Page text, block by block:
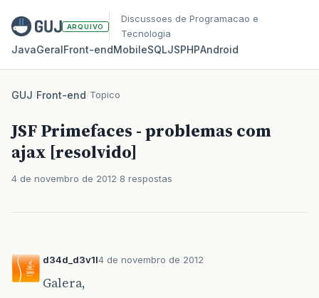
ARQUIVO
Discussoes de Programacao e
Tecnologia
JavaGeralFront‑endMobileSQLJSPHPAndroid
GUJ/Front-end/Topico
JSF Primefaces - problemas com
ajax [resolvido]
4 de novembro de 2012 8 respostas
d34d_d3v1l4 de novembro de 2012
Galera,